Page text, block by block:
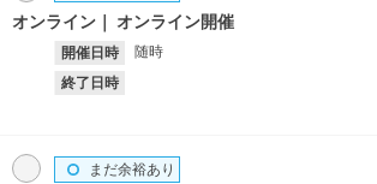
オンライン オンライン開催
開催日時
随時
終了日時
まだ余裕あり